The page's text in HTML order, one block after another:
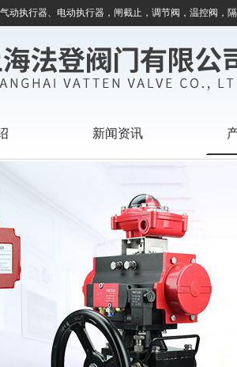
动执行器、电动执行器，闸截止，调节阀，温控阀，
新闻资讯